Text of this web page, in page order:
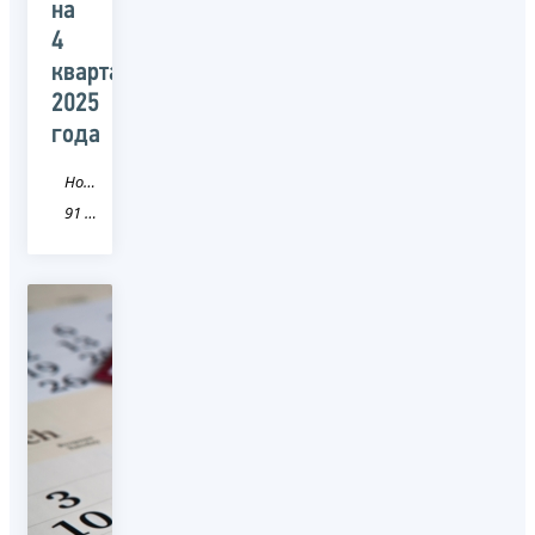
на
4
квартал
2025
года
Новость
91 Республика Крым